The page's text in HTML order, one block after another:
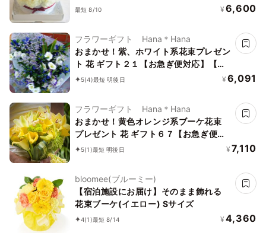
最短 8/10 ¥ 6,600
フラワーギフト Hana＊Hana
おまかせ！紫、ホワイト系花束プレゼン
ト 花 ギフト２１【お急ぎ便対応】【敬
老の日 誕生日 開店祝い】
5(4)最短 明後日 ¥ 6,091
フラワーギフト Hana＊Hana
おまかせ！黄色オレンジ系ブーケ花束
プレゼント 花 ギフト６７【お急ぎ便対
応】【敬老の日 誕生日 開店祝い】
5(1)最短 明後日 ¥ 7,110
bloomee(ブルーミー)
【宿泊施設にお届け】そのまま飾れる
花束ブーケ(イエロー) Sサイズ
4(1)最短 8/14 ¥ 4,360